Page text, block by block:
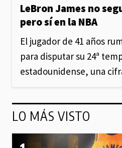
LeBron James no
pero sí en la NBA
El jugador de 41 años
para disputar su 24ª
estadounidense, una
LO MÁS VISTO